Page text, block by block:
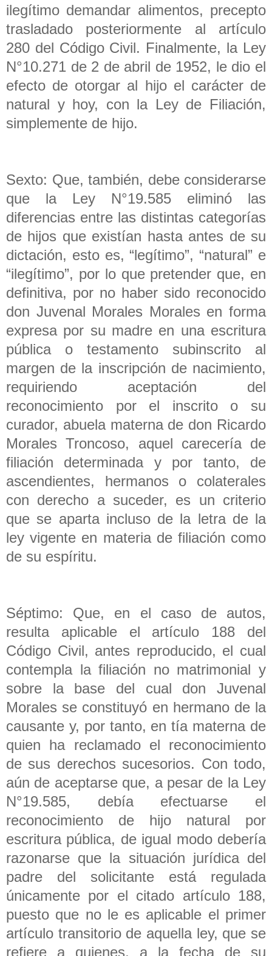
ilegítimo demandar alimentos, precepto
trasladado posteriormente al artículo
280 del Código Civil. Finalmente, la Ley
N°10.271 de 2 de abril de 1952, le dio el
efecto de otorgar al hijo el carácter de
natural y hoy, con la Ley de Filiación,
simplemente de hijo.
Sexto: Que, también, debe considerarse
que la Ley N°19.585 eliminó las
diferencias entre las distintas categorías
de hijos que existían hasta antes de su
dictación, esto es, “legítimo”, “natural” e
“ilegítimo”, por lo que pretender que, en
definitiva, por no haber sido reconocido
don Juvenal Morales Morales en forma
expresa por su madre en una escritura
pública o testamento subinscrito al
margen de la inscripción de nacimiento,
requiriendo aceptación del
reconocimiento por el inscrito o su
curador, abuela materna de don Ricardo
Morales Troncoso, aquel carecería de
filiación determinada y por tanto, de
ascendientes, hermanos o colaterales
con derecho a suceder, es un criterio
que se aparta incluso de la letra de la
ley vigente en materia de filiación como
de su espíritu.
Séptimo: Que, en el caso de autos,
resulta aplicable el artículo 188 del
Código Civil, antes reproducido, el cual
contempla la filiación no matrimonial y
sobre la base del cual don Juvenal
Morales se constituyó en hermano de la
causante y, por tanto, en tía materna de
quien ha reclamado el reconocimiento
de sus derechos sucesorios. Con todo,
aún de aceptarse que, a pesar de la Ley
N°19.585, debía efectuarse el
reconocimiento de hijo natural por
escritura pública, de igual modo debería
razonarse que la situación jurídica del
padre del solicitante está regulada
únicamente por el citado artículo 188,
puesto que no le es aplicable el primer
artículo transitorio de aquella ley, que se
refiere a quienes, a la fecha de su